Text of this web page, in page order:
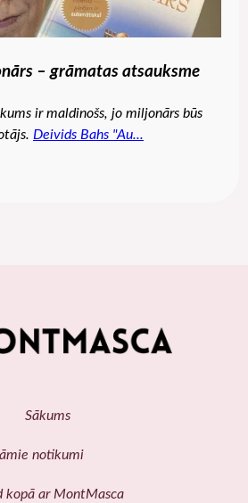
– grāmatas atsauksme
ir maldinošs, jo miljonārs būs
Deivids Bahs "Au...
Sākums
notikumi
kopā ar MontMasca